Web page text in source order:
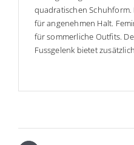
quadratischen
für angenehmen Halt.
für sommerliche Outfits.
Fussgelenk bietet